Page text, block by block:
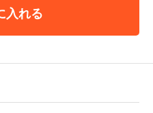
入れる